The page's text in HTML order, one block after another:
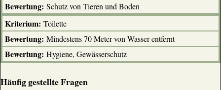
Schutz von Tieren und Boden
Toilette
Mindestens 70 Meter von Wasser entfernt
Hygiene, Gewässerschutz
Häufig gestellte Fragen